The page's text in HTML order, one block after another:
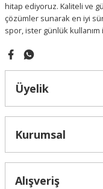
hitap ediyoruz. Kaliteli ve
çözümler sunarak en iyi
spor, ister günlük kullanım
Üyelik
Kurumsal
Alışveriş